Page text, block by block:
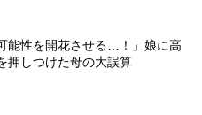
能性を開花させる…！」娘に高
押しつけた母の大誤算